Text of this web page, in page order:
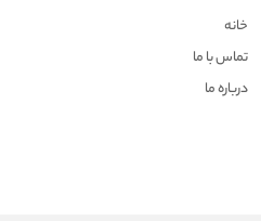
خانه
تماس با ما
درباره ما